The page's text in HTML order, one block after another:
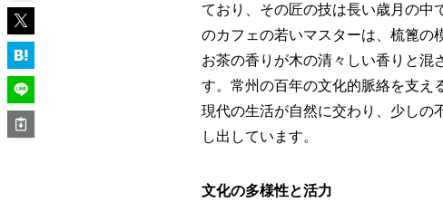
ており、その匠の技は長い歳月の中
のカフェの若いマスターは、梳篦の
お茶の香りが木の清々しい香りと混
す。常州の百年の文化的脈絡を支え
現代の生活が自然に交わり、少しの
し出しています。
文化の多様性と活力